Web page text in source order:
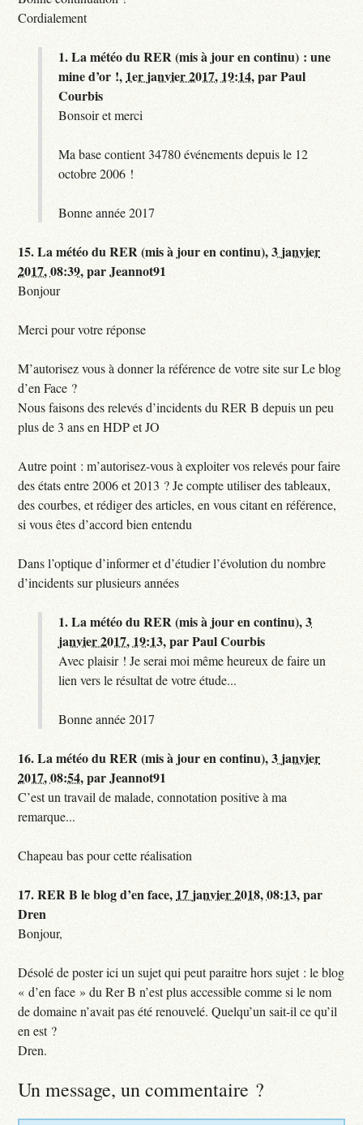
Cordialement
1.La météo du RER (mis à jour en continu) : une
mine d’or !, 1er janvier 2017, 19:14,parPaul
Courbis
Bonsoir et merci
Ma base contient 34780 événements depuis le 12
octobre 2006 !
Bonne année 2017
15.La météo du RER (mis à jour en continu),3 janvier
2017, 08:39,parJeannot91
Bonjour
Merci pour votre réponse
M’autorisez vous à donner la référence de votre site sur Le blog
d’en Face ?
Nous faisons des relevés d’incidents du RER B depuis un peu
plus de 3 ans en HDP et JO
Autre point : m’autorisez-vous à exploiter vos relevés pour faire
des états entre 2006 et 2013 ? Je compte utiliser des tableaux,
des courbes, et rédiger des articles, en vous citant en référence,
si vous êtes d’accord bien entendu
Dans l’optique d’informer et d’étudier l’évolution du nombre
d’incidents sur plusieurs années
1.La météo du RER (mis à jour en continu),3
janvier 2017, 19:13,parPaul Courbis
Avec plaisir ! Je serai moi même heureux de faire un
lien vers le résultat de votre étude...
Bonne année 2017
16.La météo du RER (mis à jour en continu),3 janvier
2017, 08:54,parJeannot91
C’est un travail de malade, connotation positive à ma
remarque...
Chapeau bas pour cette réalisation
17.RER B le blog d’en face, 17 janvier 2018, 08:13,par
Dren
Bonjour,
Désolé de poster ici un sujet qui peut paraitre hors sujet : le blog
« d’en face » du Rer B n’est plus accessible comme si le nom
de domaine n’avait pas été renouvelé. Quelqu’un sait-il ce qu’il
en est ?
Dren.
Un message, un commentaire ?